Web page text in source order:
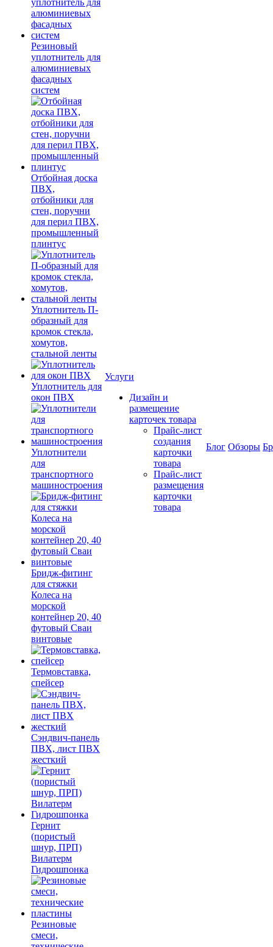
Резиновый
уплотнитель для
алюминиевых
фасадных
систем
Отбойная доска
ПВХ,
отбойники для
стен, поручни
для перил ПВХ,
промышленный
плинтус
Уплотнитель П-
образный для
кромок стекла,
хомутов,
стальной ленты
Уплотнитель для
окон ПВХ
Уплотнители
для
транспортного
машиностроения
Бридж-фитинг
для стяжки
Колеса на
морской
контейнер 20, 40
футовый Сваи
винтовые
Термовставка,
спейсер
Сэндвич-панель
ПВХ, лист ПВХ
жесткий
Гернит
(пористый
шнур, ПРП)
Вилатерм
Гидрошпонка
Резиновые
смеси,
Услуги
Дизайн и
размещение
карточек товара
Прайс-лист
создания
карточки
товара
Прайс-лист
размещения
карточки
товара
Блог Обзоры